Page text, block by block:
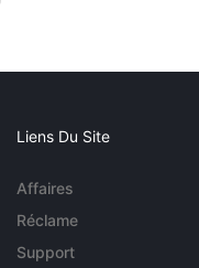
Liens Du Site
Affaires
Réclame
Support